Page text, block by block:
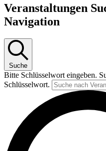
Veranstaltungen
für
12.
Dezember
2023
Veranstaltungen
Navigation
Suche
Bitte Schlüsselwort eingeben.
Schlüsselwort.